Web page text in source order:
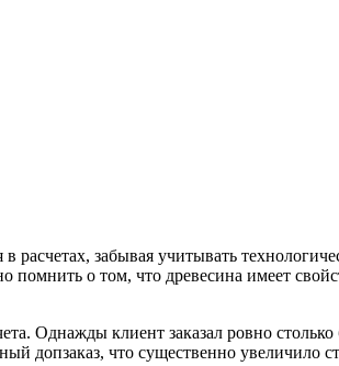
забывая учитывать
помнить о том, что древесина имеет
Однажды клиент заказал ровно
допзаказ, что существенно увеличило